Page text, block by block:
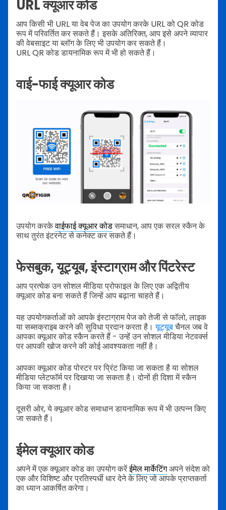
URL क्यूआर कोड
आप किसी भी URL या वेब पेज का उपयोग करके URL को QR कोड
रूप में परिवर्तित कर सकते हैं। इसके अतिरिक्त, आप इसे अपने व्यापार
की वेबसाइट या ब्लॉग के लिए भी उपयोग कर सकते हैं।
URL QR कोड डायनामिक रूप में भी हो सकते हैं।
वाई-फाई क्यूआर कोड
उपयोग करकेवाईफाई क्यूआर कोडसमाधान, आप एक सरल स्कैन के
साथ तुरंत इंटरनेट से कनेक्ट कर सकते हैं।
फेसबुक, यूट्यूब, इंस्टाग्राम और पिंटरेस्ट
आप प्रत्येक उन सोशल मीडिया प्रोफाइल के लिए एक अद्वितीय
क्यूआर कोड बना सकते हैं जिन्हें आप बढ़ाना चाहते हैं।
यह उपयोगकर्ताओं को आपके इंस्टाग्राम पेज को तेजी से फॉलो, लाइक
या सब्सक्राइब करने की सुविधा प्रदान करता है।यूट्यूबचैनल जब वे
आपका क्यूआर कोड स्कैन करते हैं - उन्हें उन सोशल मीडिया नेटवर्क्स
पर आपकी खोज करने की कोई आवश्यकता नहीं है।
आपका क्यूआर कोड पोस्टर पर प्रिंट किया जा सकता है या सोशल
मीडिया प्लेटफॉर्म पर दिखाया जा सकता है। दोनों ही दिशा में स्कैन
किया जा सकता है।
दूसरी ओर, ये क्यूआर कोड समाधान डायनामिक रूप में भी उत्पन्न किए
जा सकते हैं।
ईमेल क्यूआर कोड
अपने में एक क्यूआर कोड का उपयोग करेंईमेल मार्केटिंगअपने संदेश को
एक और विशिष्ट और प्रतिस्पर्धी धार देने के लिए जो आपके प्राप्तकर्ता
का ध्यान आकर्षित करेगा।